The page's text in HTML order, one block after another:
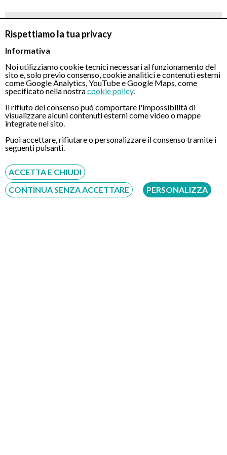
Rispettiamo la tua privacy
Informativa
Noi utilizziamo cookie tecnici necessari al funzionamento del
sito e, solo previo consenso, cookie analitici e contenuti esterni
come Google Analytics, YouTube e Google Maps, come
specificato nella nostracookie policy.
Il rifiuto del consenso può comportare l'impossibilità di
visualizzare alcuni contenuti esterni come video o mappe
integrate nel sito.
Puoi accettare, rifiutare o personalizzare il consenso tramite i
seguenti pulsanti.
ACCETTA E CHIUDI
CONTINUA SENZA ACCETTARE
PERSONALIZZA